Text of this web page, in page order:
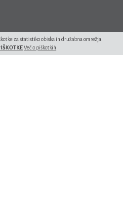
za statistiko obiska in družabna omrežja.
Več o piškotkih